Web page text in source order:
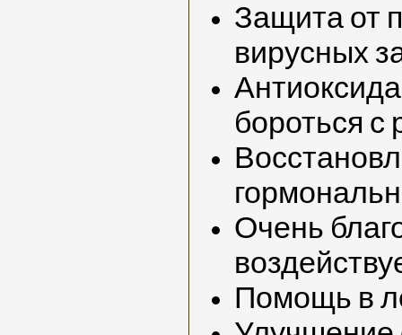
Защита от
вирусных
бороться с
Очень
Помощь в